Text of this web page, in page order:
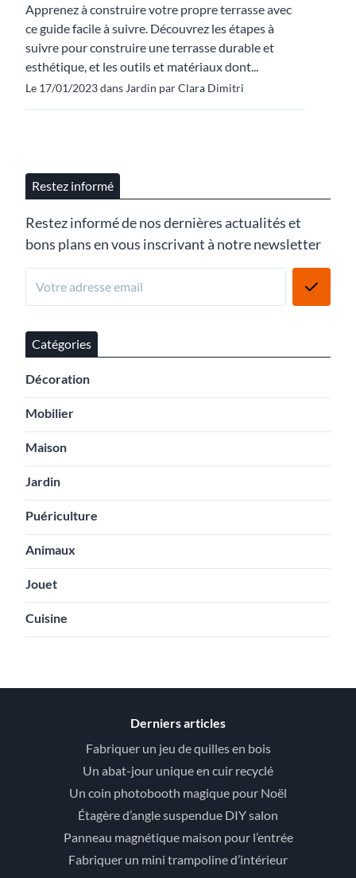
Apprenez à construire votre propre terrasse avec
ce guide facile à suivre. Découvrez les étapes à
suivre pour construire une terrasse durable et
esthétique, et les outils et matériaux dont...
Le 17/01/2023 dans Jardin par Clara Dimitri
Restez informé
Restez informé de nos dernières actualités et
bons plans en vous inscrivant à notre newsletter
Catégories
Décoration
Mobilier
Maison
Jardin
Puériculture
Animaux
Jouet
Cuisine
Derniers articles
Fabriquer un jeu de quilles en bois
Un abat-jour unique en cuir recyclé
Un coin photobooth magique pour Noël
Étagère d’angle suspendue DIY salon
Panneau magnétique maison pour l’entrée
Fabriquer un mini trampoline d’intérieur